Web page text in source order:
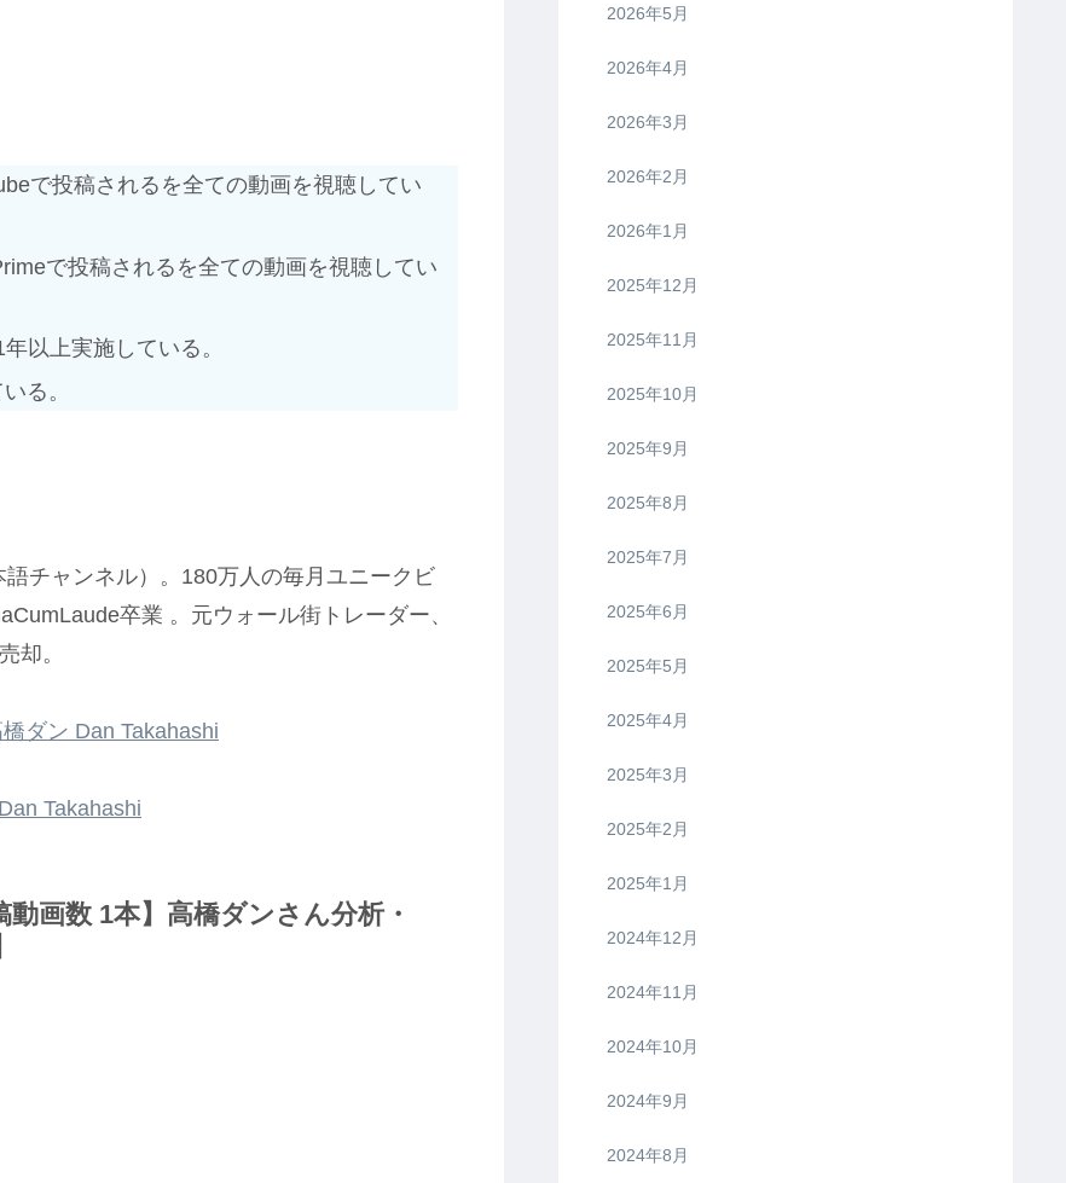
で投稿されるを全ての動画を視聴してい
で投稿されるを全ての動画を視聴してい
以上実施している。
る。
チャンネル）。180万人の毎月ユニークビ
卒業 。元ウォール街トレーダー、
却。
橋ダン Dan Takahashi
Dan Takahashi
動画数 1本】高橋ダンさん分析・
2026年5月
2026年4月
2026年3月
2026年2月
2026年1月
2025年12月
2025年11月
2025年10月
2025年9月
2025年8月
2025年7月
2025年6月
2025年5月
2025年4月
2025年3月
2025年2月
2025年1月
2024年12月
2024年11月
2024年10月
2024年9月
2024年8月